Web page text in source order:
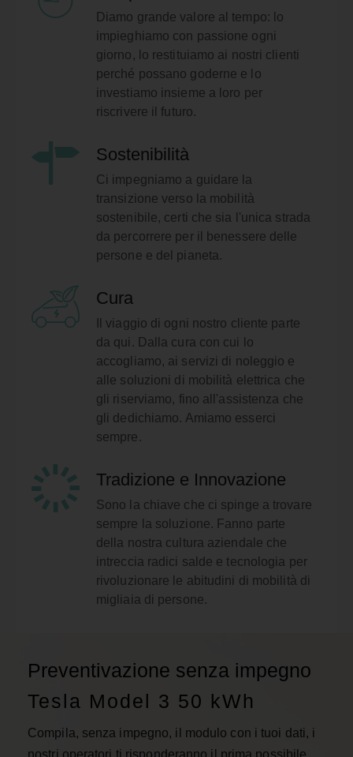
Diamo grande valore al tempo: lo
impieghiamo con passione ogni
giorno, lo restituiamo ai nostri clienti
perché possano goderne e lo
investiamo insieme a loro per
riscrivere il futuro.
Sostenibilità
Ci impegniamo a guidare la
transizione verso la mobilità
sostenibile, certi che sia l'unica strada
da percorrere per il benessere delle
persone e del pianeta.
Cura
Il viaggio di ogni nostro cliente parte
da qui. Dalla cura con cui lo
accogliamo, ai servizi di noleggio e
alle soluzioni di mobilità elettrica che
gli riserviamo, fino all'assistenza che
gli dedichiamo. Amiamo esserci
sempre.
Tradizione e Innovazione
Sono la chiave che ci spinge a trovare
sempre la soluzione. Fanno parte
della nostra cultura aziendale che
intreccia radici salde e tecnologia per
rivoluzionare le abitudini di mobilità di
migliaia di persone.
Preventivazione senza impegno
Tesla Model 3 50 kWh
Compila, senza impegno, il modulo con i tuoi dati, i
nostri operatori ti risponderanno il prima possibile